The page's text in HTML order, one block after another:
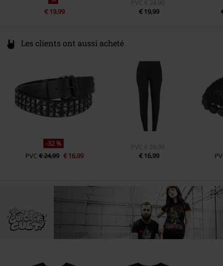
€ 19,99
PVC € 24,90
€ 19,99
Les clients ont aussi acheté
-32 %
PVC€ 24,99 € 16,99
PVC € 26,99
€ 16,99